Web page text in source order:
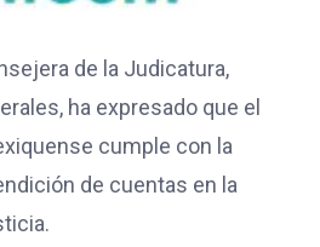
de la Judicatura,
ha expresado que el
cumple con la
de cuentas en la